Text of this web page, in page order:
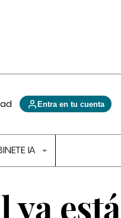
Entra en tu cuenta
IA
ya está